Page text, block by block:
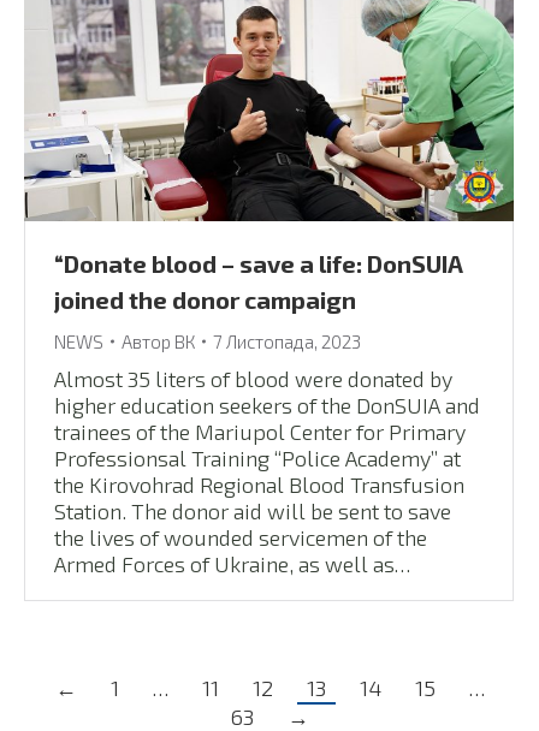
“Donate blood – save a life: DonSUIA
joined the donor campaign
NEWS Автор ВК 7 Листопада, 2023
Almost 35 liters of blood were donated by
higher education seekers of the DonSUIA and
trainees of the Mariupol Center for Primary
Professionsal Training “Police Academy” at
the Kirovohrad Regional Blood Transfusion
Station. The donor aid will be sent to save
the lives of wounded servicemen of the
Armed Forces of Ukraine, as well as…
← 1 … 11 12 13 14 15
…
63
→